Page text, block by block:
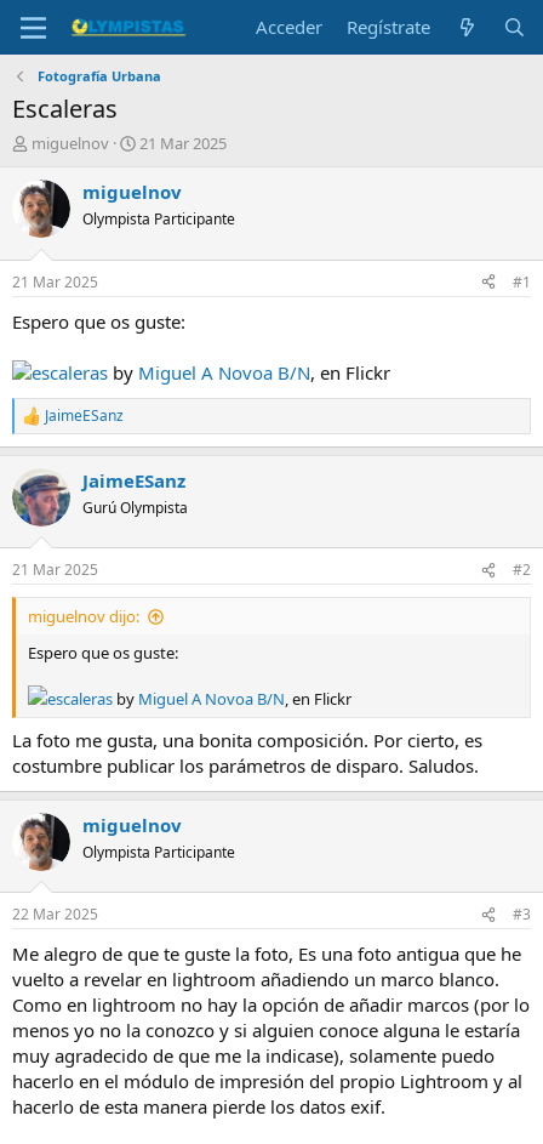
Acceder Regístrate
Fotografía Urbana
Escaleras
I
i
c
i
a
d
o
r
d
e
l
t
e
m
a
miguelnov
F
c
a
i
n
i
i
o
21 Mar 2025
miguelnov
Olympista Participante
21 Mar 2025 #1
Espero que os guste:
escaleras by Miguel A Novoa B/N, en Flickr
R
e
c
c
i
e
s
JaimeESanz
JaimeESanz
Gurú Olympista
21 Mar 2025 #2
miguelnov dijo:
Espero que os guste:
escaleras by Miguel A Novoa B/N, en Flickr
La foto me gusta, una bonita composición. Por cierto, es
costumbre publicar los parámetros de disparo. Saludos.
miguelnov
Olympista Participante
22 Mar 2025 #3
Me alegro de que te guste la foto, Es una foto antigua que he
vuelto a revelar en lightroom añadiendo un marco blanco.
Como en lightroom no hay la opción de añadir marcos (por lo
menos yo no la conozco y si alguien conoce alguna le estaría
muy agradecido de que me la indicase), solamente puedo
hacerlo en el módulo de impresión del propio Lightroom y al
hacerlo de esta manera pierde los datos exif.